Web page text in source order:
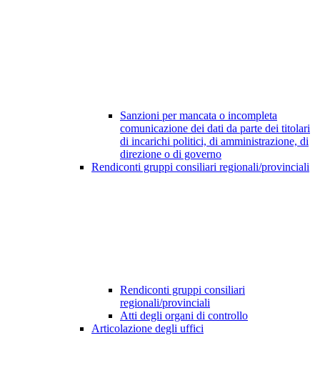
Sanzioni per mancata o incompleta
comunicazione dei dati da parte dei titolari
di incarichi politici, di amministrazione, di
direzione o di governo
Rendiconti gruppi consiliari regionali/provinciali
Rendiconti gruppi consiliari
regionali/provinciali
Atti degli organi di controllo
Articolazione degli uffici